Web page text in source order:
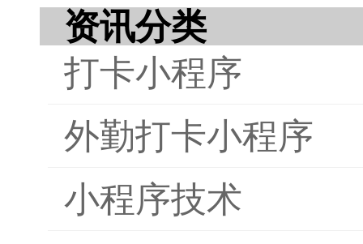
资讯分类
打卡小程序
外勤打卡小程序
小程序技术